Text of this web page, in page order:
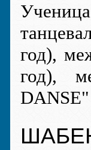
год),
год),
DANSE"